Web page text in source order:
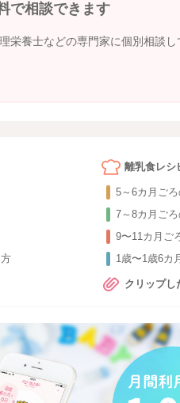
で相談できます
栄養士などの専門家に個別相談し
離乳食レシ
5～6カ月ご
7～8カ月ご
9〜11カ月ご
1歳〜1歳6カ
クリップし